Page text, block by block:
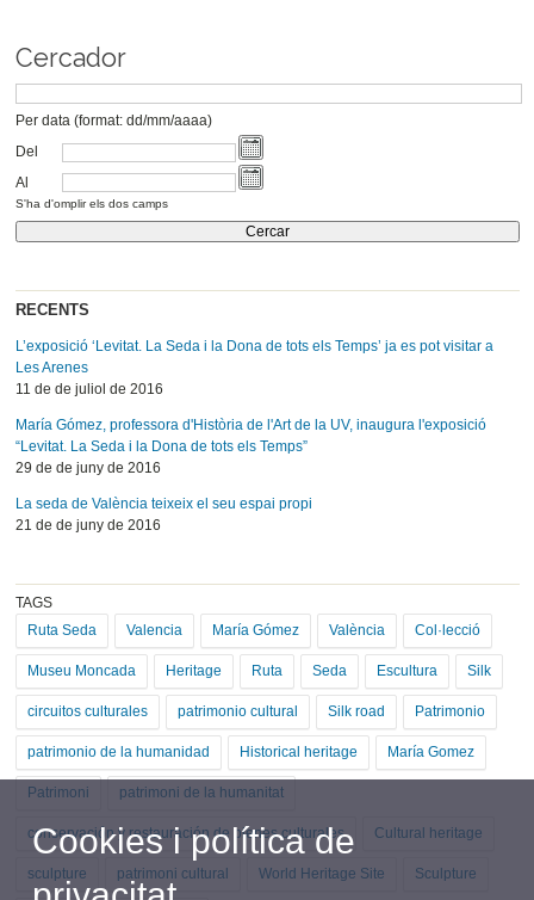
Cercador
Per data (format: dd/mm/aaaa)
Del
Al
S'ha d'omplir els dos camps
RECENTS
L’exposició ‘Levitat. La Seda i la Dona de tots els Temps’ ja es pot visitar a
Les Arenes
11 de de juliol de 2016
María Gómez, professora d'Història de l'Art de la UV, inaugura l'exposició
“Levitat. La Seda i la Dona de tots els Temps”
29 de de juny de 2016
La seda de València teixeix el seu espai propi
21 de de juny de 2016
TAGS
Ruta Seda
Valencia María Gómez València Col·lecció
Museu Moncada Heritage Ruta Seda Escultura Silk
circuitos culturales patrimonio cultural Silk road Patrimonio
patrimonio de la humanidad Historical heritage María Gomez
Patrimoni patrimoni de la humanitat
conservación y restauración de bienes culturales Cultural heritage
sculpture patrimoni cultural World Heritage Site Sculpture
Cookies i política de